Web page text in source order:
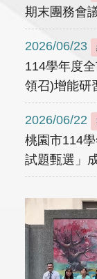
期末團務會
2026/06/23
114學年度
領召)增能研
2026/06/22
桃園市114
試題甄選」